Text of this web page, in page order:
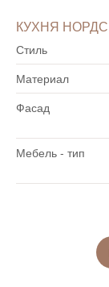
КУХНЯ НОРДС
Стиль
Материал
Фасад
Мебель - тип